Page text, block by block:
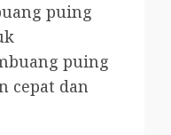
puing
puing
cepat dan